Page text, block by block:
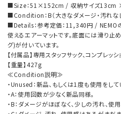
■Size：51×152cm / 収納サイズ13cm
■Condition：B（大きなダメージ・汚れな
■Details：参考定価：11,340円 / NEMO
使えるエアーマットです。底面には滑り止
グ)が付いています。
【付属品】専用スタッフサック、コンプレッ
【重量】427g
≪Condition説明≫
・Unused：新品、もしくは1度も使用をして
・A：使用回数が少なく新品同様。
・B：ダメージがほぼなく、少しの汚れ、使